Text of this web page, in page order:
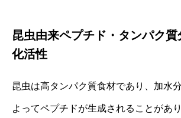
昆虫由来ペプチド・タンパク
化活性
昆虫は高タンパク質食材であり、加水
よってペプチドが生成されることがあ